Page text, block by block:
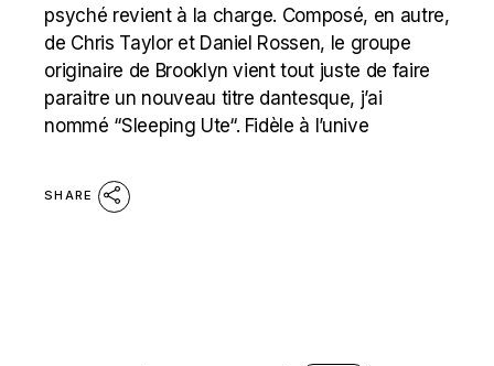
psyché revient à la charge. Composé, en autre,
de Chris Taylor et Daniel Rossen, le groupe
originaire de Brooklyn vient tout juste de faire
paraitre un nouveau titre dantesque, j’ai
nommé “Sleeping Ute“. Fidèle à l’unive
SHARE